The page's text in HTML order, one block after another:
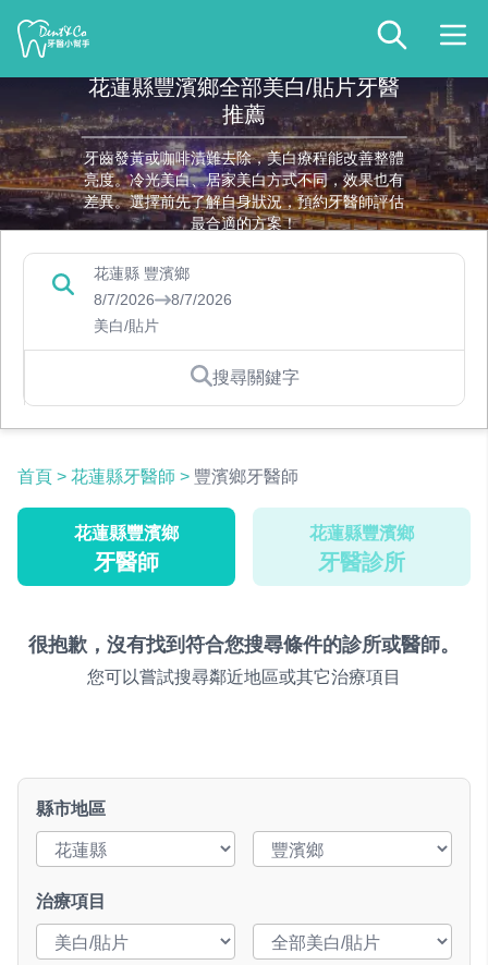
花蓮縣豐濱鄉全部美白/貼片牙醫
推薦
牙齒發黃或咖啡漬難去除，美白療程能改善整體
亮度。冷光美白、居家美白方式不同，效果也有
差異。選擇前先了解自身狀況，預約牙醫師評估
最合適的方案！
花蓮縣 豐濱鄉
8/7/2026
8/7/2026
美白/貼片
搜尋關鍵字
首頁 > 花蓮縣牙醫師 > 豐濱鄉牙醫師
花蓮縣豐濱鄉
牙醫師
花蓮縣豐濱鄉
牙醫診所
很抱歉，沒有找到符合您搜尋條件的診所或醫師。
您可以嘗試搜尋鄰近地區或其它治療項目
縣市地區
治療項目